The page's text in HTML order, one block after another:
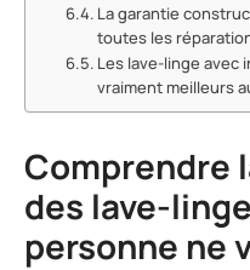
La garantie
toutes les
Les lave-linge avec
vraiment meilleurs
Comprendre
des lave-
personne ne